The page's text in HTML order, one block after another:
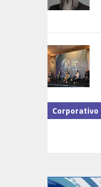
Corporativo